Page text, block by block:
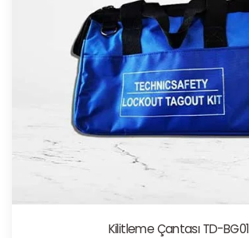
Kilitleme Çantası TD-BG01